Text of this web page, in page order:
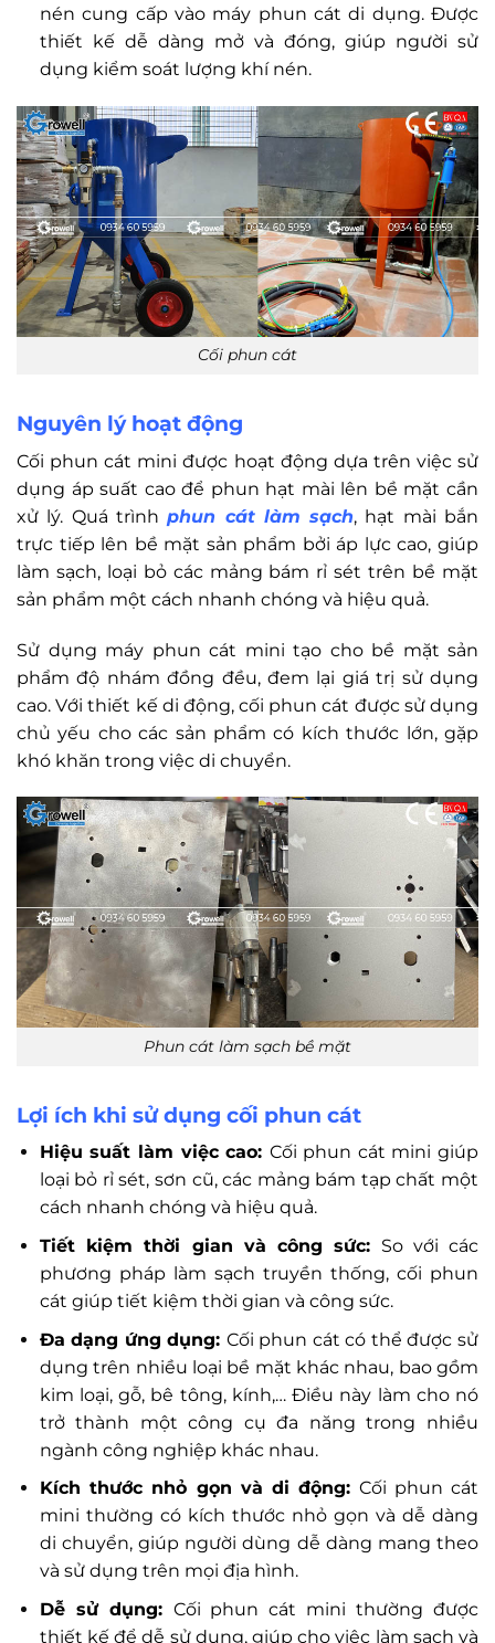
nén cung cấp vào máy phun cát di dụng. Được
thiết kế dễ dàng mở và đóng, giúp người sử
dụng kiểm soát lượng khí nén.
Cối phun cát
Nguyên lý hoạt động
Cối phun cát mini được hoạt động dựa trên việc sử
dụng áp suất cao để phun hạt mài lên bề mặt cần
xử lý. Quá trìnhphun cát làm sạch, hạt mài bắn
trực tiếp lên bề mặt sản phẩm bởi áp lực cao, giúp
làm sạch, loại bỏ các mảng bám rỉ sét trên bề mặt
sản phẩm một cách nhanh chóng và hiệu quả.
Sử dụng máy phun cát mini tạo cho bề mặt sản
phẩm độ nhám đồng đều, đem lại giá trị sử dụng
cao. Với thiết kế di động, cối phun cát được sử dụng
chủ yếu cho các sản phẩm có kích thước lớn, gặp
khó khăn trong việc di chuyển.
Phun cát làm sạch bề mặt
Lợi ích khi sử dụng cối phun cát
Hiệu suất làm việc cao: Cối phun cát mini giúp
loại bỏ rỉ sét, sơn cũ, các mảng bám tạp chất một
cách nhanh chóng và hiệu quả.
Tiết kiệm thời gian và công sức: So với các
phương pháp làm sạch truyền thống, cối phun
cát giúp tiết kiệm thời gian và công sức.
Đa dạng ứng dụng: Cối phun cát có thể được sử
dụng trên nhiều loại bề mặt khác nhau, bao gồm
kim loại, gỗ, bê tông, kính,… Điều này làm cho nó
trở thành một công cụ đa năng trong nhiều
ngành công nghiệp khác nhau.
Kích thước nhỏ gọn và di động: Cối phun cát
mini thường có kích thước nhỏ gọn và dễ dàng
di chuyển, giúp người dùng dễ dàng mang theo
và sử dụng trên mọi địa hình.
Dễ sử dụng: Cối phun cát mini thường được
thiết kế để dễ sử dụng, giúp cho việc làm sạch và